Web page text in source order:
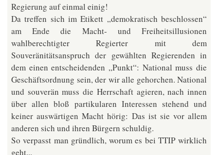
Regierung auf einmal einig!
Da treffen sich im Etikett „demokratisch beschlossen“
am Ende die Macht- und Freiheitsillusionen
wahlberechtigter Regierter mit dem
Souveränitätsanspruch der gewählten Regierenden in
dem einen entscheidenden „Punkt“: National muss die
Geschäftsordnung sein, der wir alle gehorchen. National
und souverän muss die Herrschaft agieren, nach innen
über allen bloß partikularen Interessen stehend und
keiner auswärtigen Macht hörig: Das ist sie vor allem
anderen sich und ihren Bürgern schuldig.
So verpasst man gründlich, worum es bei TTIP wirklich
geht...